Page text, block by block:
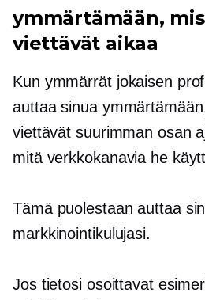
ymmärtämään,
viettävät aikaa
Kun ymmärrät jokaisen
auttaa sinua
viettävät suurimman osan
mitä verkkokanavia he
Tämä puolestaan ​​auttaa
markkinointikulujasi.
Jos tietosi osoittavat